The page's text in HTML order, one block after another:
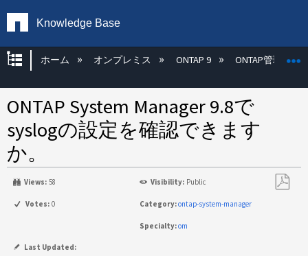
Knowledge Base
グローバル階層を展開/折りたたむ
ホーム オンプレミス ONTAP 9 ONTAP管理
ONTAP System Manager 9.8で
syslogの設定を確認できます
か。
Views: 58 Visibility: Public
Votes: 0 Category:ontap-system-manager
Specialty:om
Last Updated: